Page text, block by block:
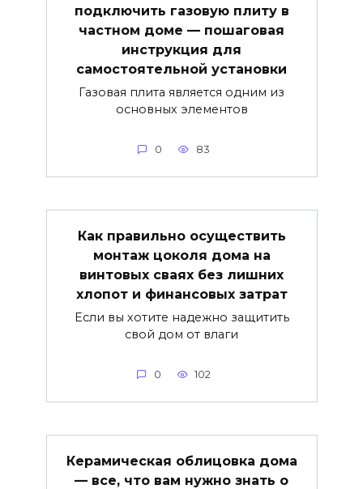
подключить газовую плиту в
частном доме — пошаговая
инструкция для
самостоятельной установки
Газовая плита является одним из
основных элементов
0 83
Как правильно осуществить
монтаж цоколя дома на
винтовых сваях без лишних
хлопот и финансовых затрат
Если вы хотите надежно защитить
свой дом от влаги
0 102
Керамическая облицовка дома
— все, что вам нужно знать о